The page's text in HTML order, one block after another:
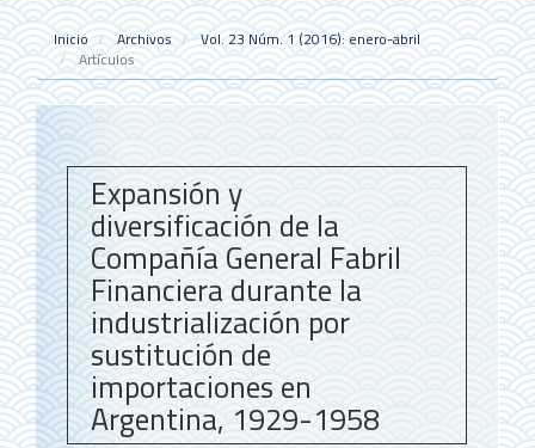
Inicio Archivos Vol. 23 Núm. 1 (2016): enero-abril
Artículos
Expansión y
diversificación de la
Compañía General Fabril
Financiera durante la
industrialización por
sustitución de
importaciones en
Argentina, 1929-1958